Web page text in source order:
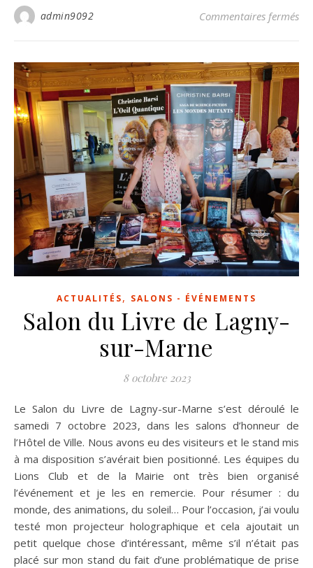
admin9092 Commentaires fermés
ACTUALITÉS, SALONS - ÉVÉNEMENTS
Salon du Livre de Lagny-
sur-Marne
8 octobre 2023
Le Salon du Livre de Lagny-sur-Marne s’est déroulé le
samedi 7 octobre 2023, dans les salons d’honneur de
l’Hôtel de Ville. Nous avons eu des visiteurs et le stand mis
à ma disposition s’avérait bien positionné. Les équipes du
Lions Club et de la Mairie ont très bien organisé
l’événement et je les en remercie. Pour résumer : du
monde, des animations, du soleil… Pour l’occasion, j’ai voulu
testé mon projecteur holographique et cela ajoutait un
petit quelque chose d’intéressant, même s’il n’était pas
placé sur mon stand du fait d’une problématique de prise